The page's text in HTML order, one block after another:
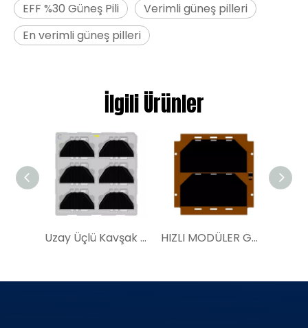
EFF %30 Güneş Pili
Verimli güneş pilleri
En verimli güneş pilleri
İlgili Ürünler
Uzay Üçlü Kavşak Güneş Pili Düzeneği% 30 TJ80SCA Uydu Güç Sistemi Tedarikçisi HIZLI MODÜLER GÜNEŞ PANELLERİ | YIM SAP100a|Uzay Güneş Pili Satın Alın